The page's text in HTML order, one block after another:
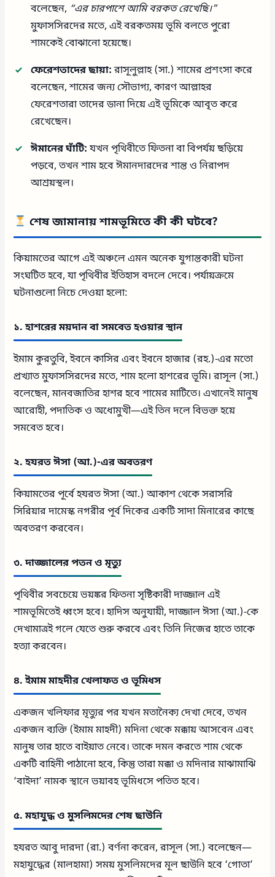
বলেছেন, “এর চারপাশে আমি বরকত রেখেছি।”
মুফাসসিরদের মতে, এই বরকতময় ভূমি বলতে পুরো
শামকেই বোঝানো হয়েছে।
ফেরেশতাদের ছায়া:রাসূলুল্লাহ (সা.) শামের প্রশংসা করে
বলেছেন, শামের জন্য সৌভাগ্য, কারণ আল্লাহর
ফেরেশতারা তাদের ডানা দিয়ে এই ভূমিকে আবৃত করে
রেখেছেন।
ঈমানের ঘাঁটি:যখন পৃথিবীতে ফিতনা বা বিপর্যয় ছড়িয়ে
পড়বে, তখন শাম হবে ঈমানদারদের শান্ত ও নিরাপদ
আশ্রয়স্থল।
শেষ জামানায় শামভূমিতে কী কী ঘটবে?
কিয়ামতের আগে এই অঞ্চলে এমন অনেক যুগান্তকারী ঘটনা
সংঘটিত হবে, যা পৃথিবীর ইতিহাস বদলে দেবে। পর্যায়ক্রমে
ঘটনাগুলো নিচে দেওয়া হলো:
১. হাশরের ময়দান বা সমবেত হওয়ার স্থান
ইমাম কুরতুবি, ইবনে কাসির এবং ইবনে হাজার (রহ.)-এর মতো
প্রখ্যাত মুফাসসিরদের মতে, শাম হলো হাশরের ভূমি। রাসূল (সা.)
বলেছেন, মানবজাতির হাশর হবে শামের মাটিতে। এখানেই মানুষ
আরোহী, পদাতিক ও অধোমুখী—এই তিন দলে বিভক্ত হয়ে
সমবেত হবে।
২. হযরত ঈসা (আ.)-এর অবতরণ
কিয়ামতের পূর্বে হযরত ঈসা (আ.) আকাশ থেকে সরাসরি
সিরিয়ার দামেস্ক নগরীর পূর্ব দিকের একটি সাদা মিনারের কাছে
অবতরণ করবেন।
৩. দাজ্জালের পতন ও মৃত্যু
পৃথিবীর সবচেয়ে ভয়ঙ্কর ফিতনা সৃষ্টিকারী দাজ্জাল এই
শামভূমিতেই ধ্বংস হবে। হাদিস অনুযায়ী, দাজ্জাল ঈসা (আ.)-কে
দেখামাত্রই গলে যেতে শুরু করবে এবং তিনি নিজের হাতে তাকে
হত্যা করবেন।
৪. ইমাম মাহদীর খেলাফত ও ভূমিধস
একজন খলিফার মৃত্যুর পর যখন মতানৈক্য দেখা দেবে, তখন
একজন ব্যক্তি (ইমাম মাহদী) মদিনা থেকে মক্কায় আসবেন এবং
মানুষ তার হাতে বাইয়াত নেবে। তাকে দমন করতে শাম থেকে
একটি বাহিনী পাঠানো হবে, কিন্তু তারা মক্কা ও মদিনার মাঝামাঝি
‘বাইদা’ নামক স্থানে ভয়াবহ ভূমিধসে পতিত হবে।
৫. মহাযুদ্ধ ও মুসলিমদের শেষ ছাউনি
হযরত আবু দারদা (রা.) বর্ণনা করেন, রাসূল (সা.) বলেছেন—
মহাযুদ্ধের (মালহামা) সময় মুসলিমদের মূল ছাউনি হবে ‘গোতা’